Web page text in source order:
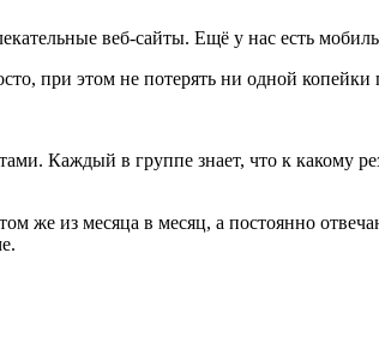
веб-сайты. Ещё у нас есть
при этом не потерять ни одной копейки
Каждый в группе знает, что к какому
же из месяца в месяц, а постоянно